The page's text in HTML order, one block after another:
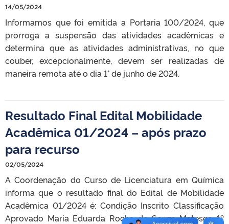
14/05/2024
Informamos que foi emitida a Portaria 100/2024, que
prorroga a suspensão das atividades acadêmicas e
determina que as atividades administrativas, no que
couber, excepcionalmente, devem ser realizadas de
maneira remota até o dia 1° de junho de 2024.
Resultado Final Edital Mobilidade
Acadêmica 01/2024 – após prazo
para recurso
02/05/2024
A Coordenação do Curso de Licenciatura em Química
informa que o resultado final do Edital de Mobilidade
Acadêmica 01/2024 é: Condição Inscrito Classificação
Aprovado Maria Eduarda Rocha de Souza Matesco 1º